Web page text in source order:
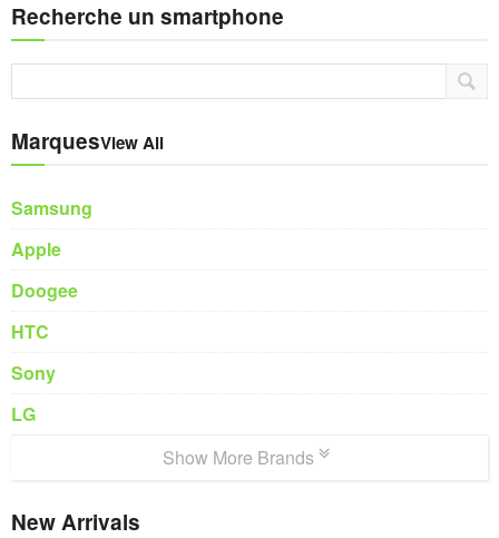
Recherche un smartphone
MarquesView All
Samsung
Apple
Doogee
HTC
Sony
LG
Show More Brands
New Arrivals